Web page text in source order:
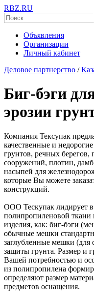
RBZ.RU
Объявления
Организации
Личный кабинет
Деловое партнерство /
Биг-бэги
эрозии
Компания Тексупак
качественные и
грунтов, речных
сооружений, плотин,
насыпей для
которые Вы можете
конструкций.
ООО Тескупак лидирует в
полипропиленовой ткани
изделия, как: биг-бэги
обычные мешки
заглубленные мешки (для
защиты грунта. Размер и
Вашей потребностью и
из полипропилена
определяют размер
предметов оснащения.